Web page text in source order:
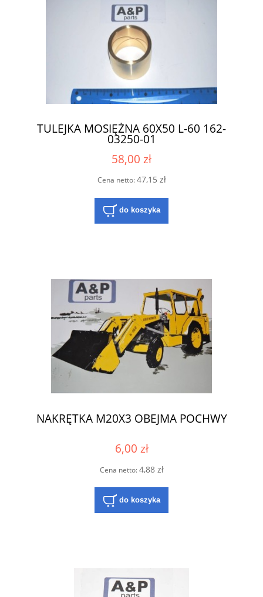
TULEJKA MOSIĘŻNA 60X50 L-60 162-
03250-01
58,00 zł
Cena netto:47,15 zł
do koszyka
NAKRĘTKA M20X3 OBEJMA POCHWY
6,00 zł
Cena netto:4,88 zł
do koszyka